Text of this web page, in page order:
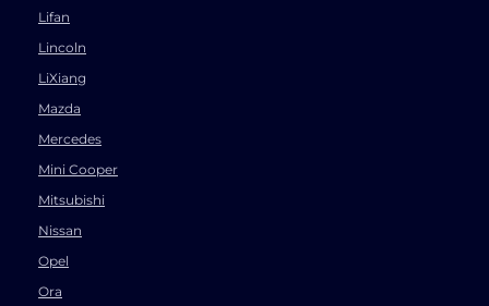
Lifan
Lincoln
LiXiang
Mazda
Mercedes
Mini Cooper
Mitsubishi
Nissan
Opel
Ora